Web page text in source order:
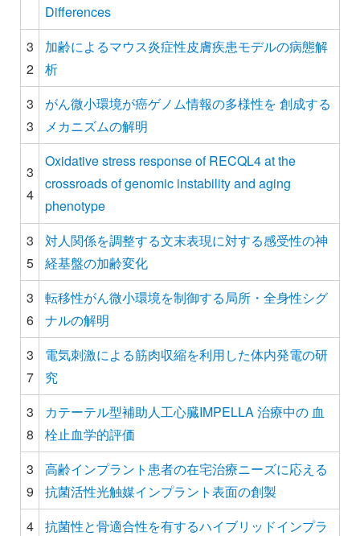
Differences
3
2
加齢によるマウス炎症性皮膚疾患モデルの病態解
析
3
3
がん微小環境が癌ゲノム情報の多様性を 創成する
メカニズムの解明
3
4
Oxidative stress response of RECQL4 at the
crossroads of genomic instability and aging
phenotype
3
5
対人関係を調整する文末表現に対する感受性の神
経基盤の加齢変化
3
6
転移性がん微小環境を制御する局所・全身性シグ
ナルの解明
3
7
電気刺激による筋肉収縮を利用した体内発電の研
究
3
8
カテーテル型補助人工心臓IMPELLA 治療中の 血
栓止血学的評価
3
9
高齢インプラント患者の在宅治療ニーズに応える
抗菌活性光触媒インプラント表面の創製
4
抗菌性と骨適合性を有するハイブリッドインプラ